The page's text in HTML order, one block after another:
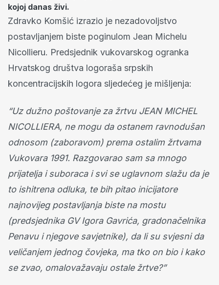
kojoj danas živi.
Zdravko Komšić izrazio je nezadovoljstvo
postavljanjem biste poginulom Jean Michelu
Nicollieru. Predsjednik vukovarskog ogranka
Hrvatskog društva logoraša srpskih
koncentracijskih logora sljedećeg je mišljenja:
“Uz dužno poštovanje za žrtvu JEAN MICHEL
NICOLLIERA, ne mogu da ostanem ravnodušan
odnosom (zaboravom) prema ostalim žrtvama
Vukovara 1991. Razgovarao sam sa mnogo
prijatelja i suboraca i svi se uglavnom slažu da je
to ishitrena odluka, te bih pitao inicijatore
najnovijeg postavljanja biste na mostu
(predsjednika GV Igora Gavrića, gradonačelnika
Penavu i njegove savjetnike), da li su svjesni da
veličanjem jednog čovjeka, ma tko on bio i kako
se zvao, omalovažavaju ostale žrtve?”